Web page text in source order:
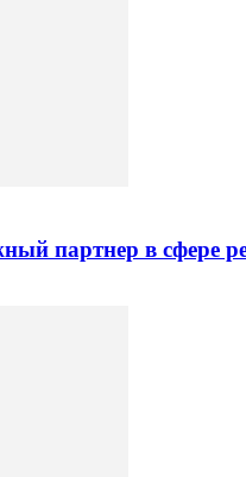
партнер в сфере